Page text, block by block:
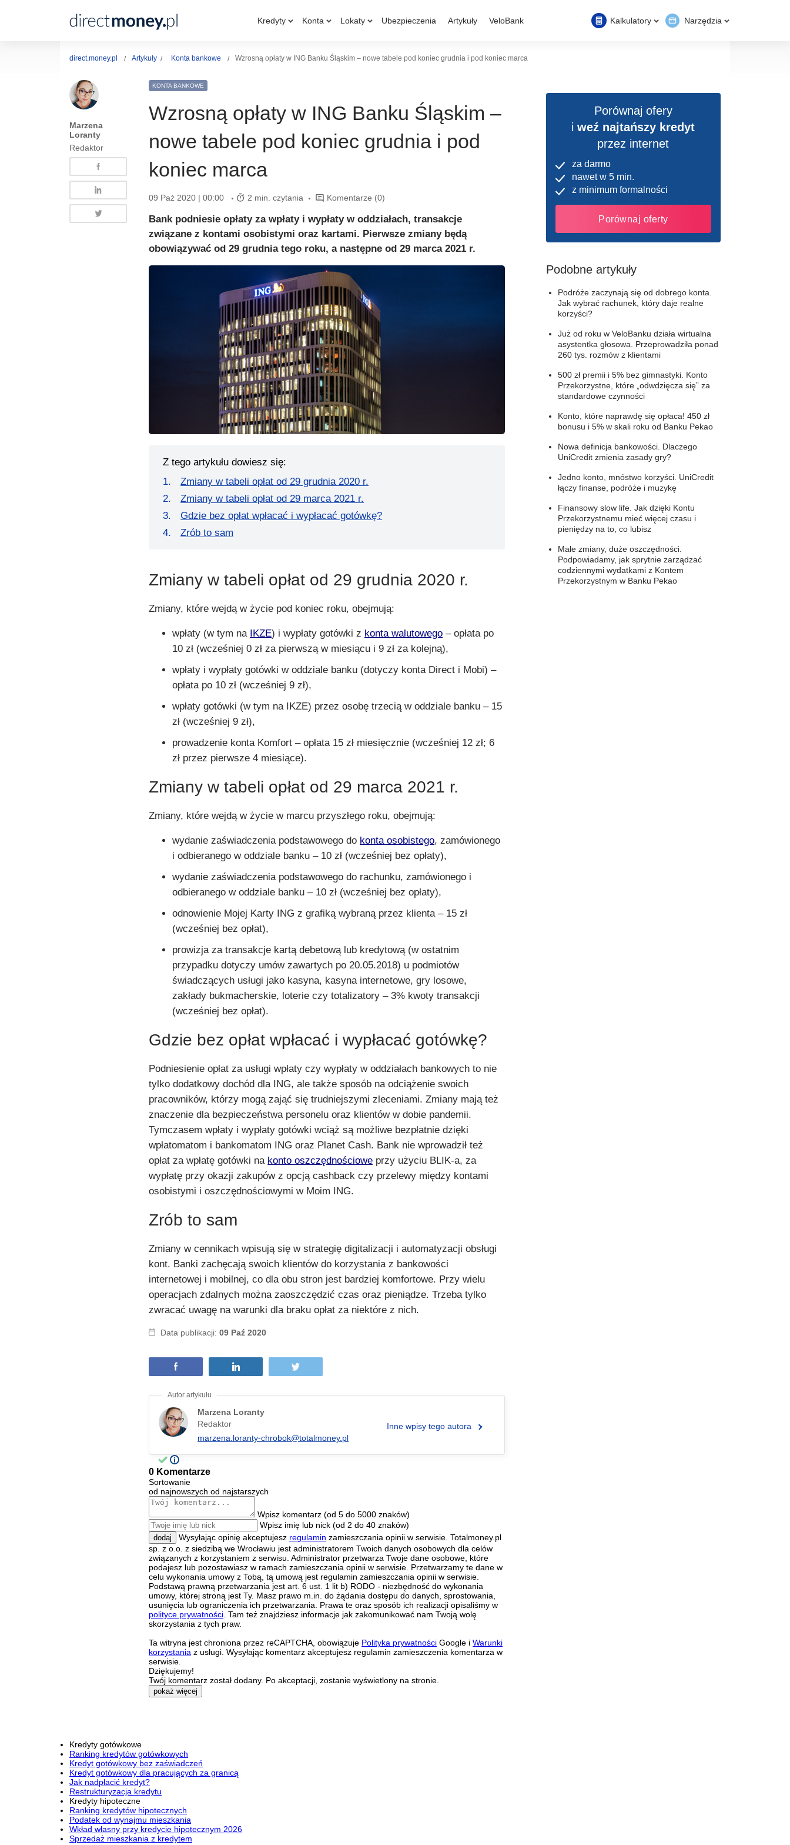
Kredyty Konta Lokaty Ubezpieczenia Artykuły VeloBank Kalkulatory Narzędzia
direct.money.pl Artykuły Konta bankowe Wzrosną opłaty w ING Banku Śląskim – nowe tabele pod koniec grudnia i pod koniec marca
Marzena
Loranty
Redaktor
KONTA BANKOWE
Wzrosną opłaty w ING Banku Śląskim –
nowe tabele pod koniec grudnia i pod
koniec marca
09 Paź 2020 | 00:00 2 min. czytania Komentarze (0)
Bank podniesie opłaty za wpłaty i wypłaty w oddziałach, transakcje
związane z kontami osobistymi oraz kartami. Pierwsze zmiany będą
obowiązywać od 29 grudnia tego roku, a następne od 29 marca 2021 r.
Z tego artykułu dowiesz się:
Zmiany w tabeli opłat od 29 grudnia 2020 r.
Zmiany w tabeli opłat od 29 marca 2021 r.
Gdzie bez opłat wpłacać i wypłacać gotówkę?
Zrób to sam
Zmiany w tabeli opłat od 29 grudnia 2020 r.
Zmiany, które wejdą w życie pod koniec roku, obejmują:
wpłaty (w tym na IKZE) i wypłaty gotówki z konta walutowego – opłata po
10 zł (wcześniej 0 zł za pierwszą w miesiącu i 9 zł za kolejną),
wpłaty i wypłaty gotówki w oddziale banku (dotyczy konta Direct i Mobi) –
opłata po 10 zł (wcześniej 9 zł),
wpłaty gotówki (w tym na IKZE) przez osobę trzecią w oddziale banku – 15
zł (wcześniej 9 zł),
prowadzenie konta Komfort – opłata 15 zł miesięcznie (wcześniej 12 zł; 6
zł przez pierwsze 4 miesiące).
Zmiany w tabeli opłat od 29 marca 2021 r.
Zmiany, które wejdą w życie w marcu przyszłego roku, obejmują:
wydanie zaświadczenia podstawowego do konta osobistego, zamówionego
i odbieranego w oddziale banku – 10 zł (wcześniej bez opłaty),
wydanie zaświadczenia podstawowego do rachunku, zamówionego i
odbieranego w oddziale banku – 10 zł (wcześniej bez opłaty),
odnowienie Mojej Karty ING z grafiką wybraną przez klienta – 15 zł
(wcześniej bez opłat),
prowizja za transakcje kartą debetową lub kredytową (w ostatnim
przypadku dotyczy umów zawartych po 20.05.2018) u podmiotów
świadczących usługi jako kasyna, kasyna internetowe, gry losowe,
zakłady bukmacherskie, loterie czy totalizatory – 3% kwoty transakcji
(wcześniej bez opłat).
Gdzie bez opłat wpłacać i wypłacać gotówkę?
Podniesienie opłat za usługi wpłaty czy wypłaty w oddziałach bankowych to nie
tylko dodatkowy dochód dla ING, ale także sposób na odciążenie swoich
pracowników, którzy mogą zająć się trudniejszymi zleceniami. Zmiany mają też
znaczenie dla bezpieczeństwa personelu oraz klientów w dobie pandemii.
Tymczasem wpłaty i wypłaty gotówki wciąż są możliwe bezpłatnie dzięki
wpłatomatom i bankomatom ING oraz Planet Cash. Bank nie wprowadził też
opłat za wpłatę gotówki na konto oszczędnościowe przy użyciu BLIK-a, za
wypłatę przy okazji zakupów z opcją cashback czy przelewy między kontami
osobistymi i oszczędnościowymi w Moim ING.
Zrób to sam
Zmiany w cennikach wpisują się w strategię digitalizacji i automatyzacji obsługi
kont. Banki zachęcają swoich klientów do korzystania z bankowości
internetowej i mobilnej, co dla obu stron jest bardziej komfortowe. Przy wielu
operacjach zdalnych można zaoszczędzić czas oraz pieniądze. Trzeba tylko
zwracać uwagę na warunki dla braku opłat za niektóre z nich.
Data publikacji:09 Paź 2020
Marzena Loranty
Redaktor
marzena.loranty-chrobok@totalmoney.pl
Inne wpisy tego autora
0 Komentarze
Sortowanie
od najnowszych od najstarszych
Wpisz komentarz (od 5 do 5000 znaków)
Wpisz imię lub nick (od 2 do 40 znaków)
dodaj Wysyłając opinię akceptujesz regulamin zamieszczania opinii w serwisie. Totalmoney.pl
sp. z o.o. z siedzibą we Wrocławiu jest administratorem Twoich danych osobowych dla celów
związanych z korzystaniem z serwisu. Administrator przetwarza Twoje dane osobowe, które
podajesz lub pozostawiasz w ramach zamieszczania opinii w serwisie. Przetwarzamy te dane w
celu wykonania umowy z Tobą, tą umową jest regulamin zamieszczania opinii w serwisie.
Podstawą prawną przetwarzania jest art. 6 ust. 1 lit b) RODO - niezbędność do wykonania
umowy, której stroną jest Ty. Masz prawo m.in. do żądania dostępu do danych, sprostowania,
usunięcia lub ograniczenia ich przetwarzania. Prawa te oraz sposób ich realizacji opisaliśmy w
polityce prywatności . Tam też znajdziesz informacje jak zakomunikować nam Twoją wolę
skorzystania z tych praw.
Ta witryna jest chroniona przez reCAPTCHA, obowiązuje Polityka prywatności Google iWarunki
korzystania z usługi. Wysyłając komentarz akceptujesz regulamin zamieszczenia komentarza w
serwisie.
Dziękujemy!
Twój komentarz został dodany. Po akceptacji, zostanie wyświetlony na stronie.
pokaż więcej
Porównaj ofery
iweź najtańszy kredyt
przez internet
za darmo
nawet w 5 min.
z minimum formalności
Porównaj oferty
Podobne artykuły
Podróże zaczynają się od dobrego konta.
Jak wybrać rachunek, który daje realne
korzyści?
Już od roku w VeloBanku działa wirtualna
asystentka głosowa. Przeprowadziła ponad
260 tys. rozmów z klientami
500 zł premii i 5% bez gimnastyki. Konto
Przekorzystne, które „odwdzięcza się” za
standardowe czynności
Konto, które naprawdę się opłaca! 450 zł
bonusu i 5% w skali roku od Banku Pekao
Nowa definicja bankowości. Dlaczego
UniCredit zmienia zasady gry?
Jedno konto, mnóstwo korzyści. UniCredit
łączy finanse, podróże i muzykę
Finansowy slow life. Jak dzięki Kontu
Przekorzystnemu mieć więcej czasu i
pieniędzy na to, co lubisz
Małe zmiany, duże oszczędności.
Podpowiadamy, jak sprytnie zarządzać
codziennymi wydatkami z Kontem
Przekorzystnym w Banku Pekao
Kredyty gotówkowe
Ranking kredytów gotówkowych
Kredyt gotówkowy bez zaświadczeń
Kredyt gotówkowy dla pracujących za granicą
Jak nadpłacić kredyt?
Restrukturyzacja kredytu
Kredyty hipoteczne
Ranking kredytów hipotecznych
Podatek od wynajmu mieszkania
Wkład własny przy kredycie hipotecznym 2026
Sprzedaż mieszkania z kredytem